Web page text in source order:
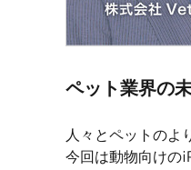
ペット業界の
人々とペットのよ
今回は動物向けの